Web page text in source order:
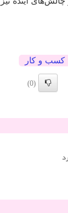
كسب و كار
(0)